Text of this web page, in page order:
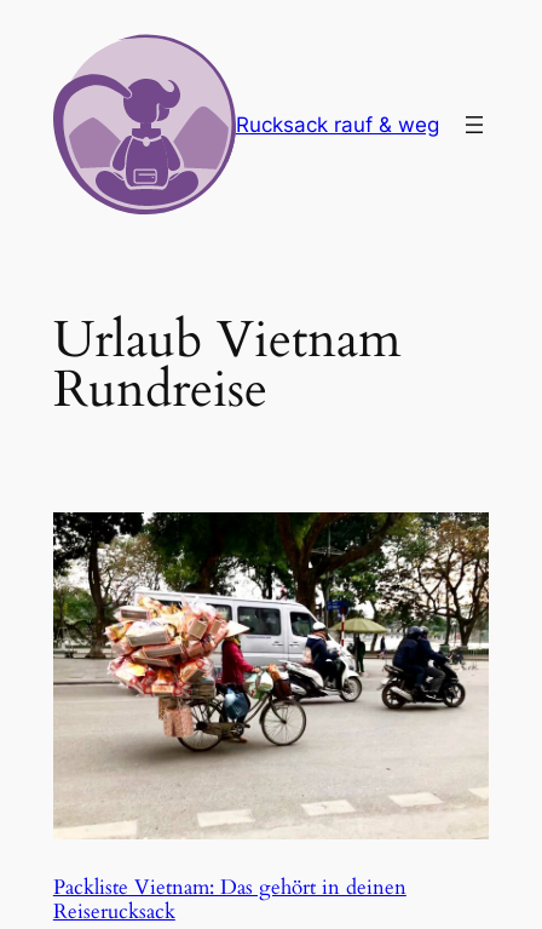
springen
Rucksack rauf & weg
Urlaub Vietnam
Rundreise
Packliste Vietnam: Das gehört in deinen
Reiserucksack